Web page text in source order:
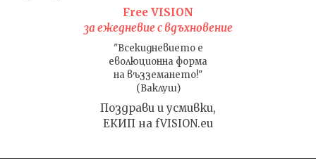
Free VISION
за ежедневие с вдъхновение
"Всекидневието е
еволюционна форма
на възземането!"
(Ваклуш)
Поздрави и усмивки,
ЕКИП на fVISION.eu